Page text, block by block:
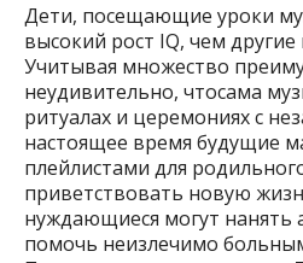
Дети, посещающие уроки
высокий рост IQ, чем другие
Учитывая множество
неудивительно, чтосама
ритуалах и церемониях с
настоящее время будущие
плейлистами для
приветствовать новую
нуждающиеся могут нанять
помочь неизлечимо